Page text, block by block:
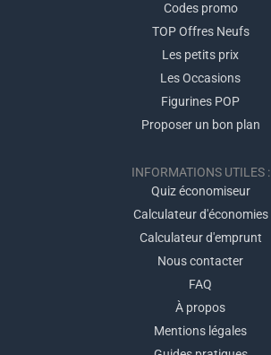
Codes promo
TOP Offres Neufs
Les petits prix
Les Occasions
Figurines POP
Proposer un bon plan
INFORMATIONS UTILES :
Quiz économiseur
Calculateur d'économies
Calculateur d'emprunt
Nous contacter
FAQ
À propos
Mentions légales